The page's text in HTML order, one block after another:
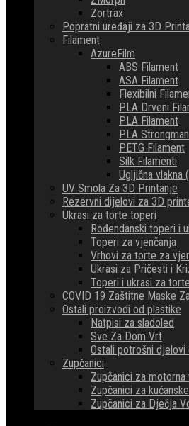
Zortrax
Popratni uređaji za 3D
Filament
AzureFilm
ABS Filament
ASA Filament
Flexibilni
PLA Drveni
PLA Filament
PLA
PETG Filament
Silk Filamenti
Ugljična vlakna
UV Smola Za 3D Printanje
Rezervni dijelovi za 3D
Ukrasi za torte toperi
Rođendanski toperi i
Toperi za vjenčanja
Vrhovi za torte za
Ukrasi za Pričesti i
Toperi i ukrasi za
COVID 19 Zaštitne Maske
Ostali proizvodi od plastike
Natpisi za sladoled
Sve Za Dom Vrt
Ostali potrošni djelovi
Zupčanici
Zupčanici za motorna
Zupčanici za
Zupčanici za Dječja